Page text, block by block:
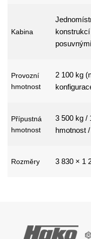
Kabina
Provozní
hmotnost
2 100 kg
Přípustná
hmotnost
3 500 kg /
hmotnost
Rozměry 3 830 × 1